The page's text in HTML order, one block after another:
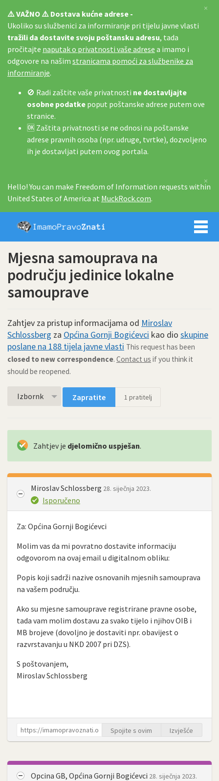
⚠️ VAŽNO ⚠️ Dostava kućne adrese -
Ukoliko su službenici za informiranje pri tijelu javne vlasti
tražili da dostavite svoju poštansku adresu, tada
pročitajte naputak o privatnosti vaše adrese a imamo i
odgovore na našim stranicama pomoći za službenike za
informiranje.
🚫 Radi zaštite vaše privatnosti ne dostavljajte
osobne podatke poput poštanske adrese putem ove
stranice.
🆗 Zaštita privatnosti se ne odnosi na poštanske
adrese pravnih osoba (npr. udruge, tvrtke), dozvoljeno
ih je dostavljati putem ovog portala.
×
Hello! You can make Freedom of Information requests within
United States of America at MuckRock.com.
×
Imamo
Mjesna samouprava na
području jedinice lokalne
samouprave
Zahtjev za pristup informacijama od Miroslav
Schlossberg za Općina Gornji Bogićevci kao dio skupine
poslane na 188 tijela javne vlasti This request has been
closed to new correspondence. Contact us if you think it
should be reopened.
Izbornk Zapratite 1 pratitelj
Zahtjev je djelomično uspješan.
Miroslav Schlossberg 28. siječnja 2023.
Isporučeno
Za: Općina Gornji Bogićevci
Molim vas da mi povratno dostavite informaciju
odgovorom na ovaj email u digitalnom obliku:
Popis koji sadrži nazive osnovanih mjesnih samouprava
na vašem području.
Ako su mjesne samouprave registrirane pravne osobe,
tada vam molim dostavu za svako tijelo i njihov OIB i
MB brojeve (dovoljno je dostaviti npr. obavijest o
razvrstavanju u NKD 2007 pri DZS).
S poštovanjem,
Miroslav Schlossberg
Spojite s ovim Izvješće
Opcina GB, Općina Gornji Bogićevci 28. siječnja 2023.